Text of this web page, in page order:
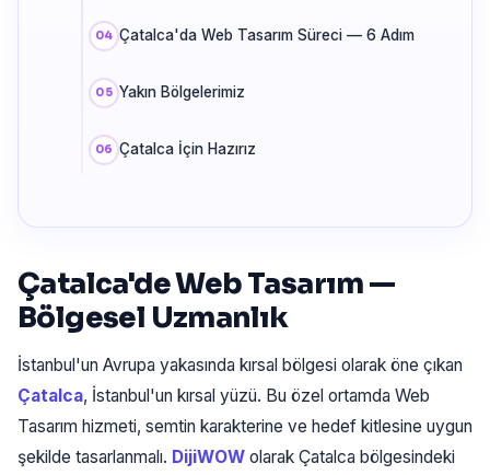
Çatalca'da Web Tasarım Süreci — 6 Adım
Yakın Bölgelerimiz
Çatalca İçin Hazırız
Çatalca'de Web Tasarım —
Bölgesel Uzmanlık
İstanbul'un Avrupa yakasında kırsal bölgesi olarak öne çıkan
Çatalca, İstanbul'un kırsal yüzü. Bu özel ortamda Web
Tasarım hizmeti, semtin karakterine ve hedef kitlesine uygun
şekilde tasarlanmalı. DijiWOW olarak Çatalca bölgesindeki